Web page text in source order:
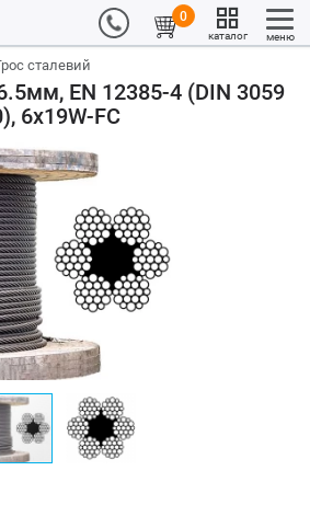
0
каталог меню
сталевий
EN 12385-4 (DIN 3059
6x19W-FC